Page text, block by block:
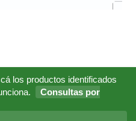
los productos identificados
Consultas por